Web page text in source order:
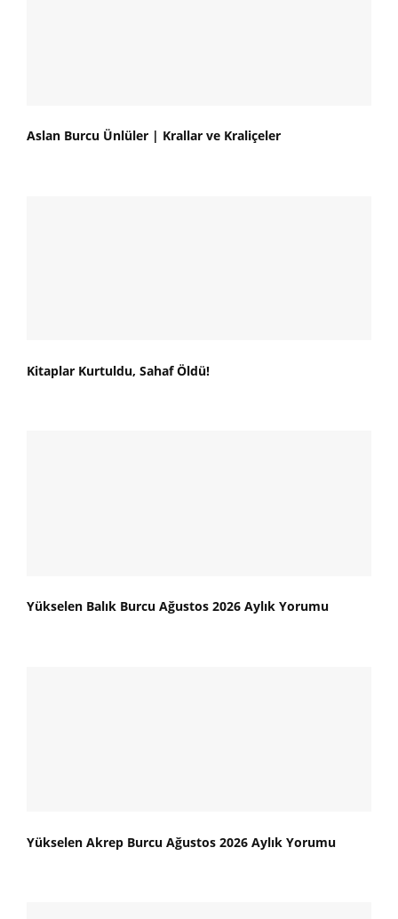
Aslan Burcu Ünlüler | Krallar ve Kraliçeler
Kitaplar Kurtuldu, Sahaf Öldü!
Yükselen Balık Burcu Ağustos 2026 Aylık Yorumu
Yükselen Akrep Burcu Ağustos 2026 Aylık Yorumu